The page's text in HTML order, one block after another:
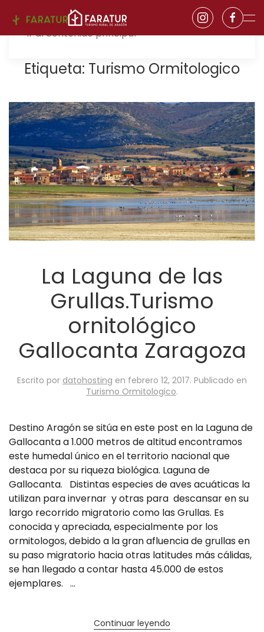
Ir al contenido principal
Etiqueta: Turismo Ormitologico
La Laguna de las
Grullas.Turismo
ornitológico
Gallocanta Zaragoza
Escrito por datohosting en febrero 12, 2017. Publicado en
Turismo Ormitologico.
Destino Aragón se sitúa en este post en la Laguna de
Gallocanta a 1.000 metros de altitud encontramos
este humedal único en el territorio nacional que
destaca por su riqueza biológica. Laguna de
Gallocanta. Distintas especies de aves acuáticas la
utilizan para invernar y otras para descansar en su
largo recorrido migratorio como las Grullas. Es
conocida y apreciada, especialmente por los
ormitologos, debido a la gran afluencia de grullas en
su paso migratorio hacia otras latitudes más cálidas,
se han llegado a contar hasta 45.000 de estos
ejemplares. ...
Continuar leyendo